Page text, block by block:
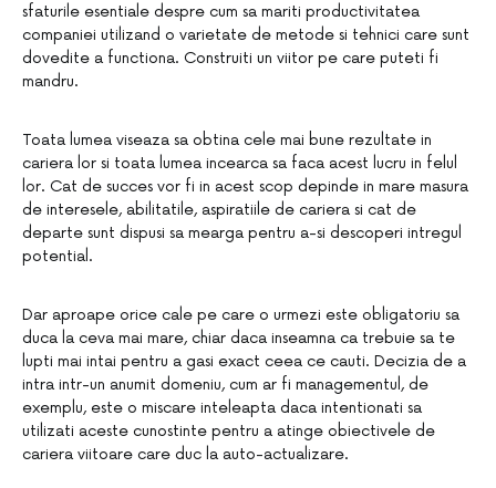
sfaturile esentiale despre cum sa mariti productivitatea
companiei utilizand o varietate de metode si tehnici care sunt
dovedite a functiona. Construiti un viitor pe care puteti fi
mandru.
Toata lumea viseaza sa obtina cele mai bune rezultate in
cariera lor si toata lumea incearca sa faca acest lucru in felul
lor. Cat de succes vor fi in acest scop depinde in mare masura
de interesele, abilitatile, aspiratiile de cariera si cat de
departe sunt dispusi sa mearga pentru a-si descoperi intregul
potential.
Dar aproape orice cale pe care o urmezi este obligatoriu sa
duca la ceva mai mare, chiar daca inseamna ca trebuie sa te
lupti mai intai pentru a gasi exact ceea ce cauti. Decizia de a
intra intr-un anumit domeniu, cum ar fi managementul, de
exemplu, este o miscare inteleapta daca intentionati sa
utilizati aceste cunostinte pentru a atinge obiectivele de
cariera viitoare care duc la auto-actualizare.